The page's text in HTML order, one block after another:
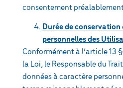
consentement
Durée de conservation
personnelles des
Conformément à l’article 13
la Loi, le Responsable du
données à caractère